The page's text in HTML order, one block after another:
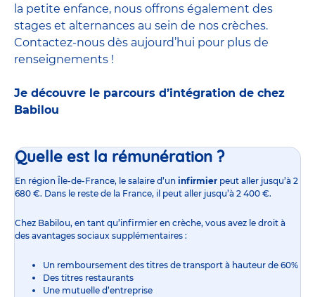
la petite enfance, nous offrons également des
stages et alternances au sein de nos crèches.
Contactez-nous dès aujourd’hui pour plus de
renseignements !
Je découvre le parcours d’intégration de chez
Babilou
Quelle est la rémunération ?
En région Île-de-France, le salaire d’un infirmier peut aller jusqu’à 2
680 €. Dans le reste de la France, il peut aller jusqu’à 2 400 €.
Chez Babilou, en tant qu’infirmier en crèche, vous avez le droit à
des avantages sociaux supplémentaires :
Un remboursement des titres de transport à hauteur de 60%
Des titres restaurants
Une mutuelle d’entreprise